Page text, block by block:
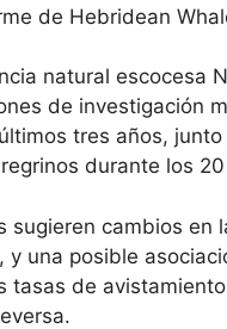
de Hebridean
natural escocesa
de investigación
tres años,
durante los
sugieren cambios
y una posible
tasas de